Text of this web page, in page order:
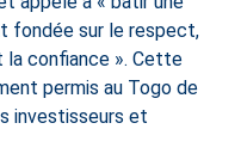
fondée sur le respect,
la confiance ». Cette
permis au Togo de
investisseurs et